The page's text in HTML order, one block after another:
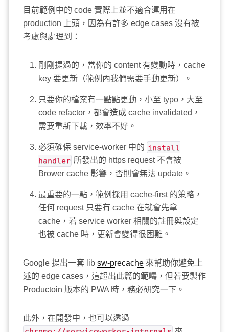
目前範例中的 code 實際上並不適合運用在
production 上頭，因為有許多 edge cases 沒有被
考慮與處理到：
剛剛提過的，當你的 content 有變動時，cache
key 要更新（範例內我們需要手動更新）。
只要你的檔案有一點點更動，小至 typo，大至
code refactor，都會造成 cache invalidated，
需要重新下載，效率不好。
必須確保 service-worker 中的 install
handler 所發出的 https request 不會被
Brower cache 影響，否則會無法 update。
最重要的一點，範例採用 cache-first 的策略，
任何 request 只要有 cache 在就會先拿
cache，若 service worker 相關的註冊與設定
也被 cache 時，更新會變得很困難。
Google 提出一套 lib sw-precache 來幫助你避免上
述的 edge cases，這超出此篇的範疇，但若要製作
Productoin 版本的 PWA 時，務必研究一下。
此外，在開發中，也可以透過